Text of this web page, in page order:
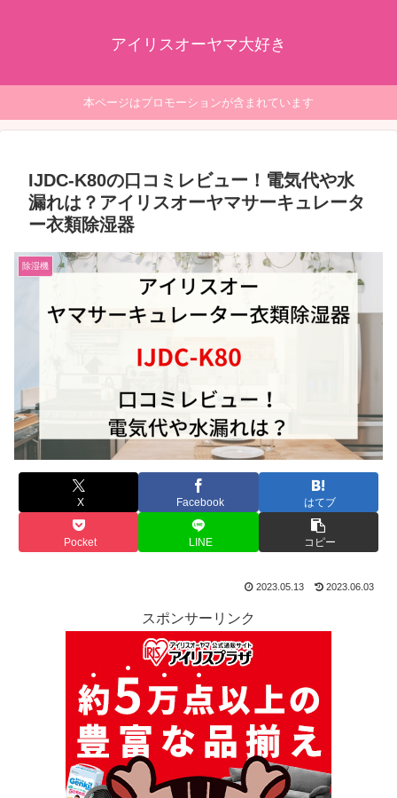
アイリスオーヤマ大好き
本ページはプロモーションが含まれています
IJDC-K80の口コミレビュー！電気代や水
漏れは？アイリスオーヤマサーキュレータ
ー衣類除湿器
除湿機
X Facebook はてブ
Pocket LINE コピー
2023.05.13 2023.06.03
スポンサーリンク